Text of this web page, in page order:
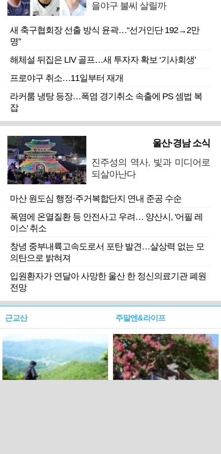
을야구 불씨 살릴까
새 축구협회장 선출 방식 윤곽…“선거인단 192→2만
명”
해체설 뒤집은 LIV 골프…새 투자자 확보 ‘기사회생’
프로야구 취소…11일부터 재개
라커룸 냉탕 등장…폭염 경기취소 속출에 PS 셈법 복
잡
울산·경남 소식
진주성의 역사, 빛과 미디어로
되살아난다
마산 원도심 행정·주거복합단지 연내 준공 수순
폭염에 온열질환 등 안전사고 우려… 양산시, '어필 레
이스' 취소
창녕 중부내륙고속도로서 포탄 발견…살상력 없는 모
의탄으로 밝혀져
입원환자가 연달아 사망한 울산 한 정신의료기관 폐원
전망
근교산 주말엔&라이프